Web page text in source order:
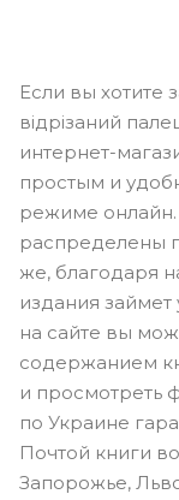
Если вы хотите
вiдрiзаний
интернет-
простым и
режиме онлайн.
распределены
же, благодаря
издания займет
на сайте вы
содержанием
и просмотреть
по Украине
Почтой книги
Запорожье,